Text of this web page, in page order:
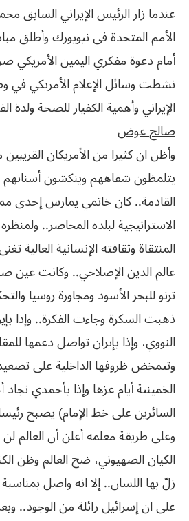
عندما زار الرئيس الإيراني السابق
الأمم المتحدة في نيويورك وأطلق
أمام دعوة مفكري اليمين الأمريكي
نشطت وسائل الإعلام الأمريكي
الإيراني وأهمية الكفيار للصحة ولذة
صالح‮ ‬عوض
وأظن ان كثيرا من الأمريكان
يتلمظون شفاههم وينكشون أسنانهم
القادمة.. كان خاتمي يمارس إحدى
الاستراتيجية لبلده المحاصر..
‬ترنو‮ ‬للبحر‮ ‬الأسود‮ ‬ومجاورة‮ ‬روسيا‮ ‬والتحكم‮ ‬في‮ ‬المنطقة‮.‬
ذهبت السكرة وجاءت الفكرة.. وإذا
النووي، وإذا بإيران تواصل دعمها
وتتمخض ظروفها الداخلية على تصعيد
الخمينية أيام عزها وإذا بأحمدي
السائرين على خط الإمام) يصبح
وعلى طريقة معلمه أعلن أن العالم لن
الكيان الصهيوني، ضج العالم وظن
زلّ بها اللسان.. إلا انه واصل
على ان إسرائيل زائلة من الوجود..